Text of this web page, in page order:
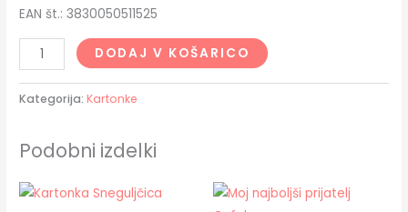
EAN št.: 3830050511525
DODAJ V KOŠARICO
Kategorija: Kartonke
Podobni izdelki